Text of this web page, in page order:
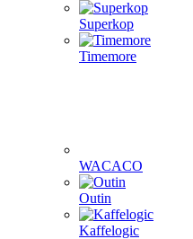
Superkop
Timemore
WACACO
Outin
Kaffelogic